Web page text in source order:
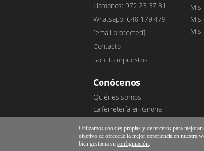
Llámanos: 972 23 37 31
Whatsapp: 648 179 479
[email protected]
Contacto
Solicita repuestos
Conócenos
Quiénes somos
La ferretería en Girona
Opiniones de clientes
Mis
Mis
Mis
Utilizamos cookies propias y de terceros para
objetivo de ofrecerle la mejor experiencia en nuestra
bien gestiona su configuración.